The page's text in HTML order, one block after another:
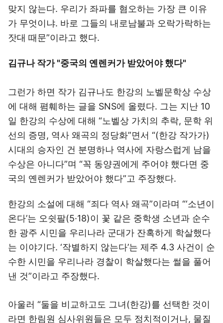
맞지 않는다. 우리가 좌파를 혐오하는 가장 큰 이유
가 무엇이냐. 바로 그들의 내로남불과 오락가락하는
잣대 때문”이라고 했다.
김규나 작가 "중국의 옌렌커가 받았어야 했다"
그런가 하면 작가 김규나도 한강의 노벨문학상 수상
에 대해 폄훼하는 글을 SNS에 올렸다. 그는 지난 10
일 한강의 수상에 대해 “노벨상 가치의 추락, 문학 위
선의 증명, 역사 왜곡의 정당화”면서 “(한강 작가가)
시대의 승자인 건 분명하나 역사에 자랑스럽게 남을
수상은 아니다”며 “꼭 동양권에게 주어야 했다면 중
국의 옌렌커가 받았어야 했다”고 주장했다.
한강의 소설에 대해 “죄다 역사 왜곡”이라며 “‘소년이
온다’는 오쉿팔(5·18)이 꽃 같은 중학생 소년과 순수
한 광주 시민을 우리나라 군대가 잔혹하게 학살했다
는 이야기다. ‘작별하지 않는다’는 제주 4.3 사건이 순
수한 시민을 우리나라 경찰이 학살했다는 썰을 풀어
낸 것”이라고 주장했다.
아울러 “둘을 비교하고도 그녀(한강)를 선택한 것이
라면 한림원 심사위원들은 모두 정치적이거나, 물질